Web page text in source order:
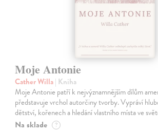
Moje Antonie
Cather Willa| Kniha
Moje Antonie patří k nejvýznamnějším dílům
představuje vrchol autorčiny tvorby. Vypráví
dětství, kořenech a hledání vlastního místa ve
Na sklade ?